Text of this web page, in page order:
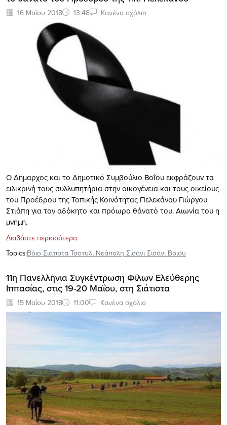
16 Μαΐου 2018 13:48 Κανένα σχόλιο
Ο Δήμαρχος και το Δημοτικό Συμβούλιο Βοΐου εκφράζουν τα
ειλικρινή τους συλλυπητήρια στην οικογένεια και τους οικείους
του Προέδρου της Τοπικής Κοινότητας Πελεκάνου Γιώργου
Στιάπη για τον αδόκητο και πρόωρο θάνατό του. Αιωνία του η
μνήμη.
Διαβάστε περισσότερα
Topics:Βόιο Σιάτιστα Τσοτυλι Νεάπολη Σισανι Σισάνι Βοιου
11η Πανελλήνια Συγκέντρωση Φίλων Ελεύθερης
Ιππασίας, στις 19-20 Μαΐου, στη Σιάτιστα
15 Μαΐου 2018 11:00 Κανένα σχόλιο